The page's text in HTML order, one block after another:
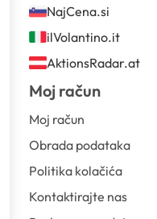
NajCena.si
ilVolantino.it
AktionsRadar.at
Moj račun
Moj račun
Obrada podataka
Politika kolačića
Kontaktirajte nas